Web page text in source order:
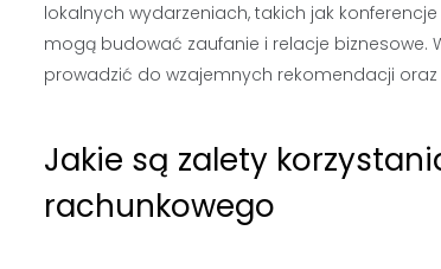
lokalnych wydarzeniach, takich jak
mogą budować zaufanie i relacje biznesowe.
prowadzić do wzajemnych rekomendacji oraz
Jakie są zalety
rachunkowego